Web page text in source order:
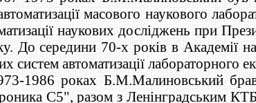
масового наукового
наукових досліджень при
До середини 70-х років в Академії
систем автоматизації
1986 роках Б.М.Малиновський
С5", разом з Ленінградським